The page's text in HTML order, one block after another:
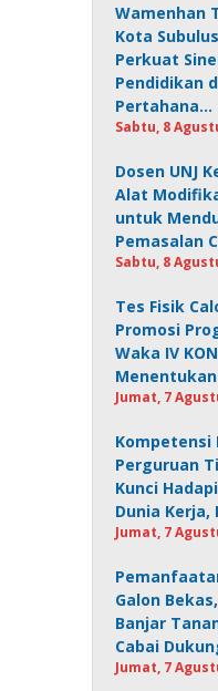
Wamenhan
Kota
Perkuat
Pendidikan
Pertahana…
Sabtu, 8
Dosen UNJ
Alat
untuk
Pemasalan
Sabtu, 8
Tes Fisik
Promosi
Waka IV
Jumat, 7
Kompetensi
Perguruan
Kunci
Dunia Kerja,
Jumat, 7
Galon
Banjar
Cabai
Jumat, 7